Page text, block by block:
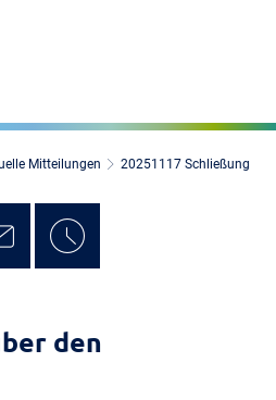
Mitteilungen 20251117 Schließung
den